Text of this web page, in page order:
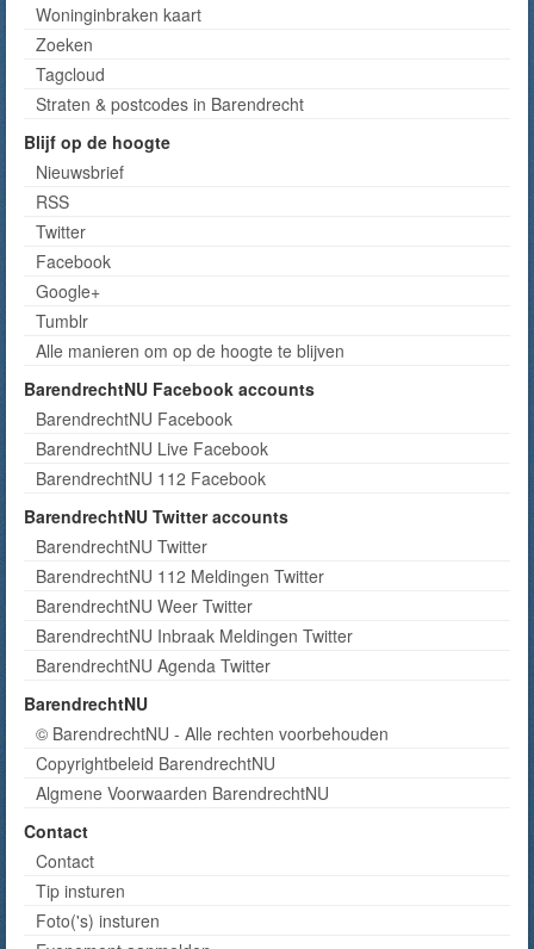
Woninginbraken kaart
Zoeken
Tagcloud
Straten & postcodes in Barendrecht
Blijf op de hoogte
Nieuwsbrief
RSS
Twitter
Facebook
Google+
Tumblr
Alle manieren om op de hoogte te blijven
BarendrechtNU Facebook accounts
BarendrechtNU Facebook
BarendrechtNU Live Facebook
BarendrechtNU 112 Facebook
BarendrechtNU Twitter accounts
BarendrechtNU Twitter
BarendrechtNU 112 Meldingen Twitter
BarendrechtNU Weer Twitter
BarendrechtNU Inbraak Meldingen Twitter
BarendrechtNU Agenda Twitter
BarendrechtNU
© BarendrechtNU - Alle rechten voorbehouden
Copyrightbeleid BarendrechtNU
Algmene Voorwaarden BarendrechtNU
Contact
Contact
Tip insturen
Foto('s) insturen